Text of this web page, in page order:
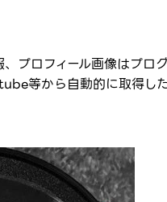
プロフィール画像はプロ
等から自動的に取得し